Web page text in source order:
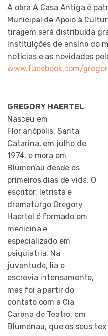
A obra A Casa Antiga é
Municipal de Apoio à
tiragem será distribuída
instituições de ensino do
notícias e as novidades
www.facebook.com/
GREGORY HAERTEL
Nasceu em
Florianópolis, Santa
Catarina, em julho de
1974, e mora em
Blumenau desde os
primeiros dias de vida. O
escritor, letrista e
dramaturgo Gregory
Haertel é formado em
medicina e
especializado em
psiquiatria. Na
juventude, lia e
escrevia intensamente,
mas foi a partir do
contato com a Cia
Carona de Teatro, em
Blumenau, que os seus